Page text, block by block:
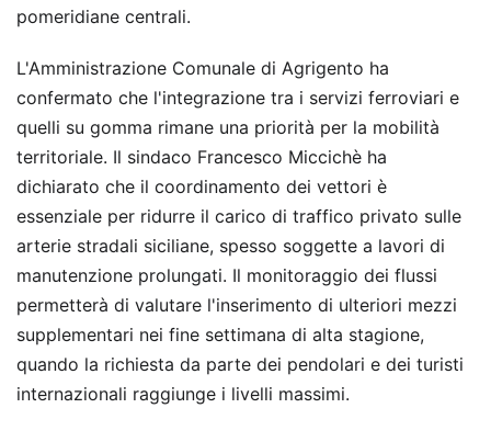
pomeridiane centrali.
L'Amministrazione Comunale di Agrigento ha
confermato che l'integrazione tra i servizi ferroviari e
quelli su gomma rimane una priorità per la mobilità
territoriale. Il sindaco Francesco Miccichè ha
dichiarato che il coordinamento dei vettori è
essenziale per ridurre il carico di traffico privato sulle
arterie stradali siciliane, spesso soggette a lavori di
manutenzione prolungati. Il monitoraggio dei flussi
permetterà di valutare l'inserimento di ulteriori mezzi
supplementari nei fine settimana di alta stagione,
quando la richiesta da parte dei pendolari e dei turisti
internazionali raggiunge i livelli massimi.